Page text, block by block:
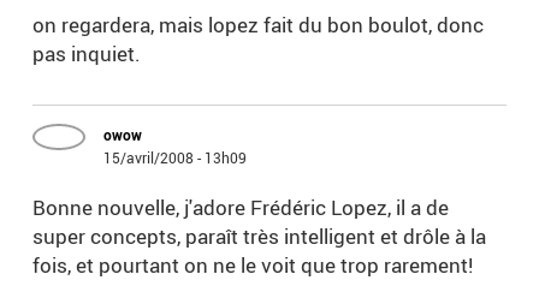
on regardera, mais lopez fait du bon boulot, donc
pas inquiet.
owow
15/avril/2008 - 13h09
Bonne nouvelle, j'adore Frédéric Lopez, il a de
super concepts, paraît très intelligent et drôle à la
fois, et pourtant on ne le voit que trop rarement!